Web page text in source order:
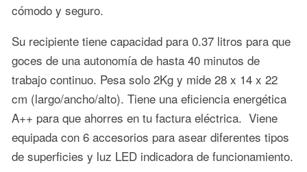
cómodo y seguro.
Su recipiente tiene capacidad para 0.37 litros para que
goces de una autonomía de hasta 40 minutos de
trabajo continuo. Pesa solo 2Kg y mide 28 x 14 x 22
cm (largo/ancho/alto). Tiene una eficiencia energética
A++ para que ahorres en tu factura eléctrica. Viene
equipada con 6 accesorios para asear diferentes tipos
de superficies y luz LED indicadora de funcionamiento.